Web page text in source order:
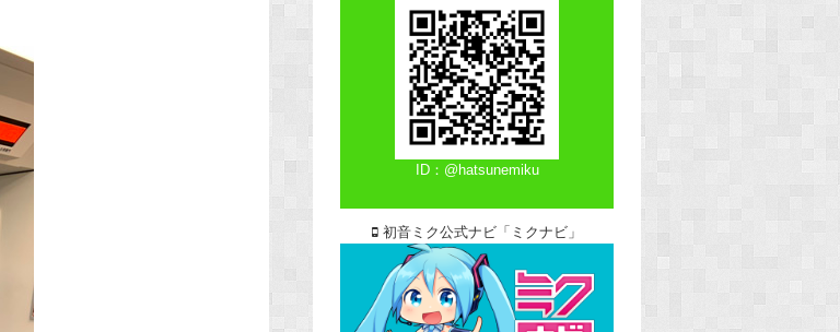
ID：@hatsunemiku
初音ミク公式ナビ「ミクナビ」